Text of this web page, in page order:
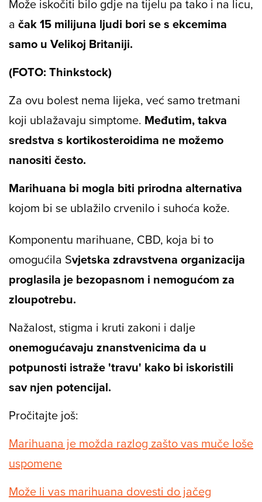
Može iskočiti bilo gdje na tijelu pa tako i na licu,
a čak 15 milijuna ljudi bori se s ekcemima
samo u Velikoj Britaniji.
(FOTO: Thinkstock)
Za ovu bolest nema lijeka, već samo tretmani
koji ublažavaju simptome. Međutim, takva
sredstva s kortikosteroidima ne možemo
nanositi često.
Marihuana bi mogla biti prirodna alternativa
kojom bi se ublažilo crvenilo i suhoća kože.
Komponentu marihuane, CBD, koja bi to
omogućila Svjetska zdravstvena organizacija
proglasila je bezopasnom i nemogućom za
zloupotrebu.
Nažalost, stigma i kruti zakoni i dalje
onemogućavaju znanstvenicima da u
potpunosti istraže 'travu' kako bi iskoristili
sav njen potencijal.
Pročitajte još:
Marihuana je možda razlog zašto vas muče loše
uspomene
Može li vas marihuana dovesti do jačeg